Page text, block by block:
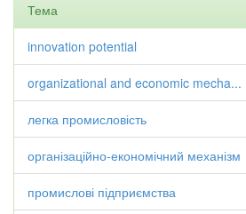
Тема
innovation potential
organizational and economic mecha...
легка промисловість
організаційно-економічний механізм
промислові підприємства